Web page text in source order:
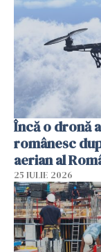
Încă o dronă
românesc
aerian al
25 IULIE 2026